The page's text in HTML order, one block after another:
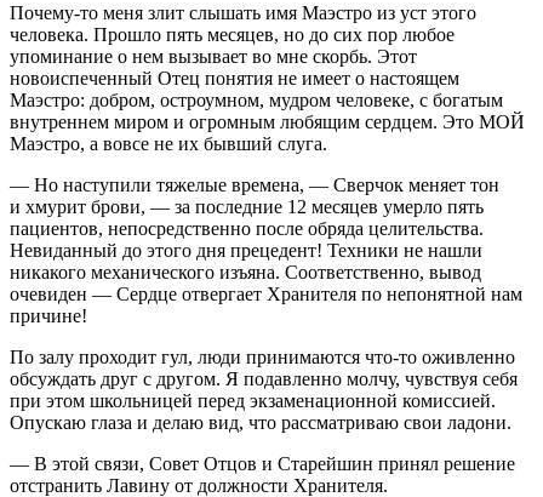
Почему-то меня злит слышать имя Маэстро из уст этого
человека. Прошло пять месяцев, но до сих пор любое
упоминание о нем вызывает во мне скорбь. Этот
новоиспеченный Отец понятия не имеет о настоящем
Маэстро: добром, остроумном, мудром человеке, с богатым
внутреннем миром и огромным любящим сердцем. Это МОЙ
Маэстро, а вовсе не их бывший слуга.
— Но наступили тяжелые времена, — Сверчок меняет тон
и хмурит брови, — за последние 12 месяцев умерло пять
пациентов, непосредственно после обряда целительства.
Невиданный до этого дня прецедент! Техники не нашли
никакого механического изъяна. Соответственно, вывод
очевиден — Сердце отвергает Хранителя по непонятной нам
причине!
По залу проходит гул, люди принимаются что-то оживленно
обсуждать друг с другом. Я подавленно молчу, чувствуя себя
при этом школьницей перед экзаменационной комиссией.
Опускаю глаза и делаю вид, что рассматриваю свои ладони.
— В этой связи, Совет Отцов и Старейшин принял решение
отстранить Лавину от должности Хранителя.